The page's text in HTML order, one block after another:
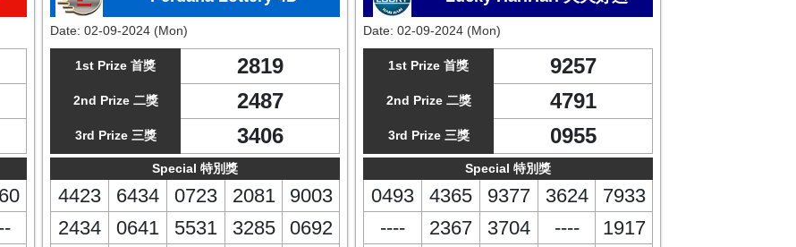
Date: 02-09-2024 (Mon)
1st Prize 首獎 2819
2nd Prize 二獎 2487
3rd Prize 三獎 3406
Special 特別獎
4423 6434 0723 2081
9003
2434
0641 5531 3285
0692
Date: 02-09-2024 (Mon)
1st Prize 首獎 9257
2nd Prize 二獎 4791
3rd Prize 三獎 0955
Special 特別獎
0493 4365 9377 3624
7933
----
2367 3704 ----
1917